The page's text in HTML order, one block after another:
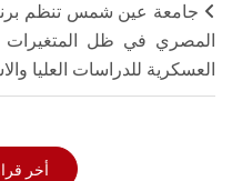
جامعة عين شمس تنظم
المصري في ظل المتغيرات
العسكرية للدراسات العليا
أخر